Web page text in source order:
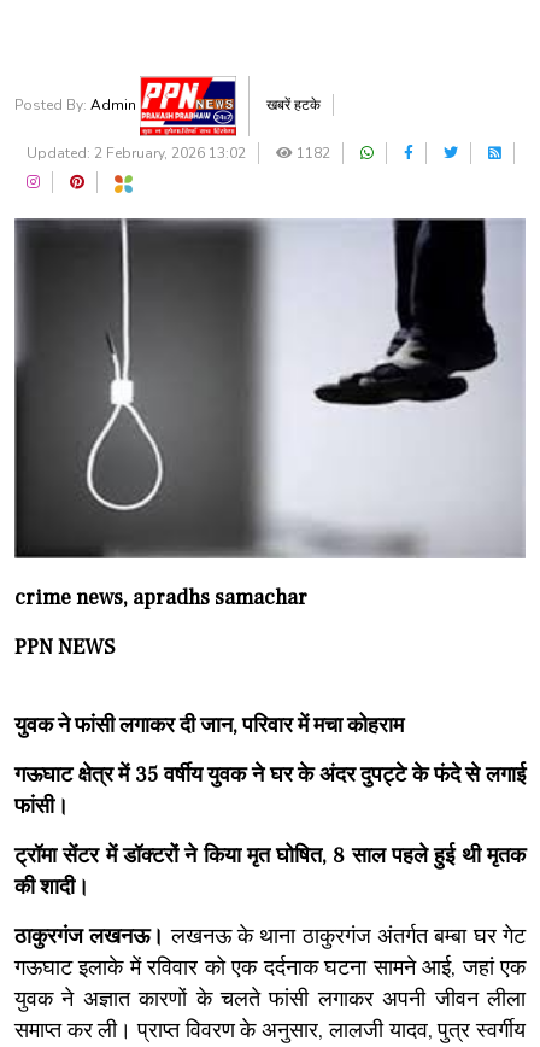
Posted By: Admin खबरें हटके
Updated: 2 February, 2026 13:02 1182
crime news, apradhs samachar
PPN NEWS
युवक ने फांसी लगाकर दी जान, परिवार में मचा कोहराम
गऊघाट क्षेत्र में 35 वर्षीय युवक ने घर के अंदर दुपट्टे के फंदे से लगाई
फांसी।
ट्रॉमा सेंटर में डॉक्टरों ने किया मृत घोषित, 8 साल पहले हुई थी मृतक
की शादी।
ठाकुरगंज लखनऊ।लखनऊ के थाना ठाकुरगंज अंतर्गत बम्बा घर गेट
गऊघाट इलाके में रविवार को एक दर्दनाक घटना सामने आई, जहां एक
युवक ने अज्ञात कारणों के चलते फांसी लगाकर अपनी जीवन लीला
समाप्त कर ली। प्राप्त विवरण के अनुसार, लालजी यादव, पुत्र स्वर्गीय